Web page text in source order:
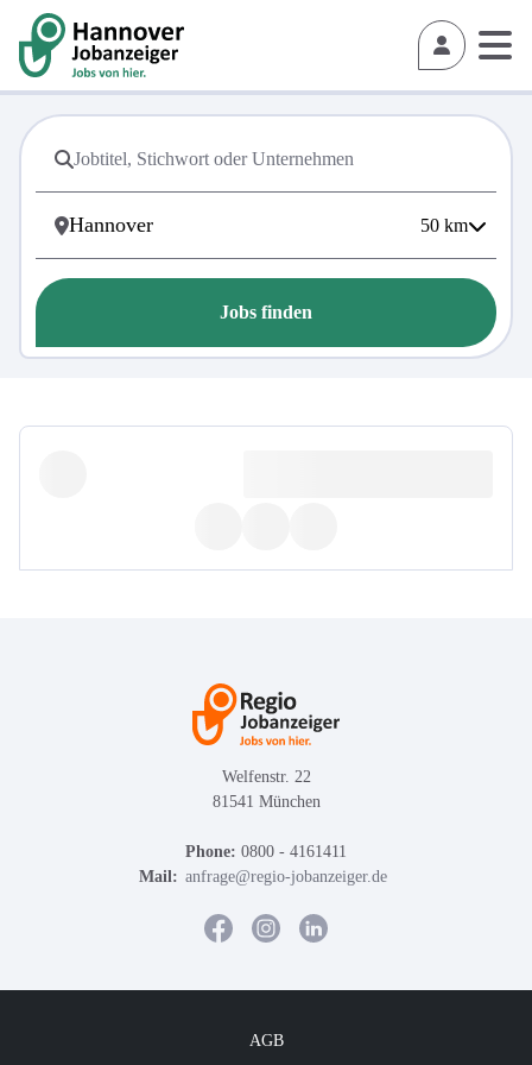
50 km
Jobs finden
Welfenstr. 22
81541 München
Phone: 0800 - 4161411
Mail: anfrage@regio-jobanzeiger.de
AGB